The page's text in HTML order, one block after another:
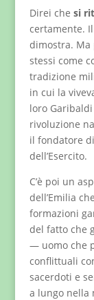
Direi che si
certamente.
dimostra. Ma
stessi come
tradizione
in cui la
loro
rivoluzione
il fondatore
dell’Esercito.
C’è poi un
dell’Emilia
formazioni
del fatto che
— uomo che
conflittuali
sacerdoti e
a lungo nella